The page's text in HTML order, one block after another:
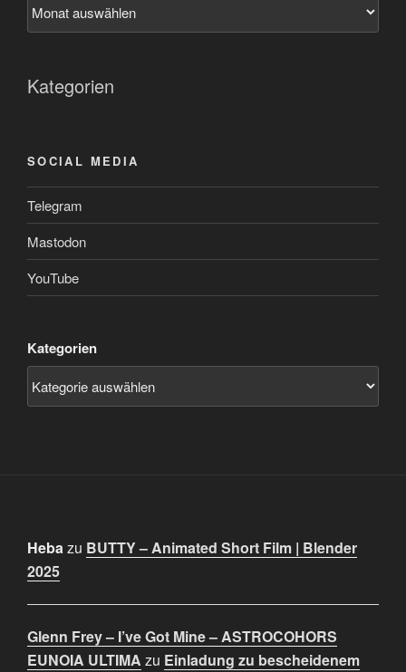
Kategorien
SOCIAL MEDIA
Telegram
Mastodon
YouTube
Kategorien
Hebazu BUTTY – Animated Short Film | Blender
2025
Glenn Frey – I’ve Got Mine – ASTROCOHORS
EUNOIA ULTIMA zu Einladung zu bescheidenem